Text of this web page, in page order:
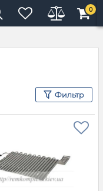
0
Фильтр